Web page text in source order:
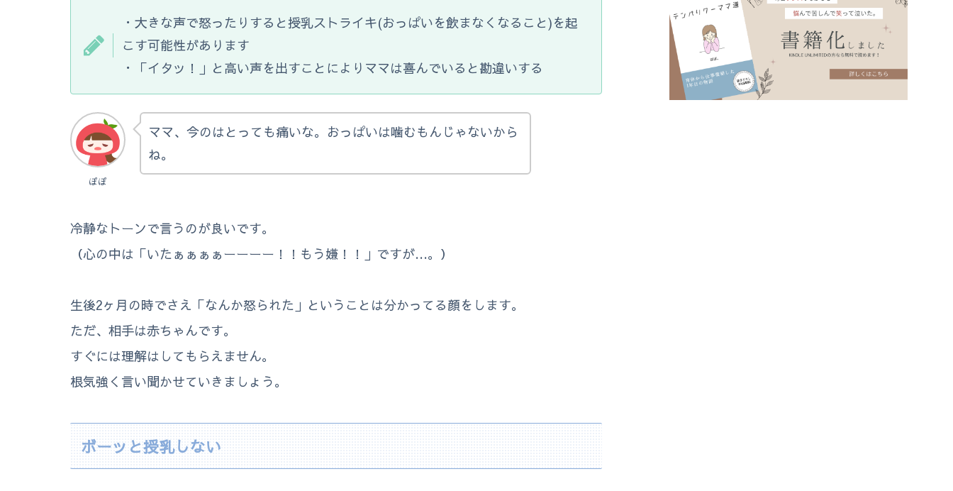
・大きな声で怒ったりすると授乳ストライキ(おっぱいを飲まなくなること)を起
こす可能性があります
・「イタッ！」と高い声を出すことによりママは喜んでいると勘違いする
ぽぽ
ママ、今のはとっても痛いな。おっぱいは噛むもんじゃないから
ね。
冷静なトーンで言うのが良いです。
（心の中は「いたぁぁぁぁーーーー！！もう嫌！！」ですが…。）
生後2ヶ月の時でさえ「なんか怒られた」ということは分かってる顔をします。
ただ、相手は赤ちゃんです。
すぐには理解はしてもらえません。
根気強く言い聞かせていきましょう。
ボーッと授乳しない